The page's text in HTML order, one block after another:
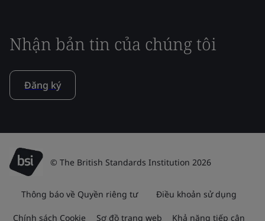
Nhận bản tin của chúng tôi
Đăng ký
© The British Standards Institution 2026
Thông báo về Quyền riêng tư Điều khoản sử dụng
Chính sách Cookie Sơ đồ trang web Khả năng tiếp cận